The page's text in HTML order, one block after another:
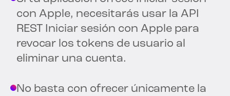
con Apple, necesitarás usar la API
REST Iniciar sesión con Apple para
revocar los tokens de usuario al
eliminar una cuenta.
No basta con ofrecer únicamente la